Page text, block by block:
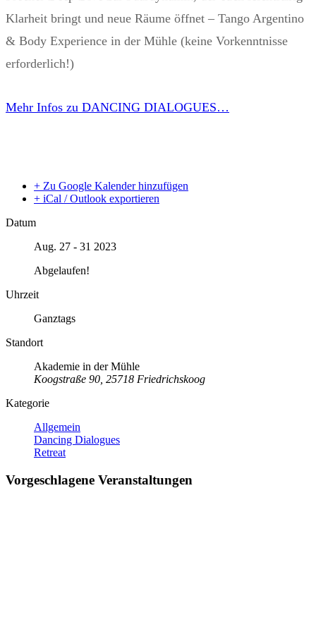
Klarheit bringt und neue Räume öffnet – Tango Argentino
& Body Experience in der Mühle (keine Vorkenntnisse
erforderlich!)
Mehr Infos zu DANCING DIALOGUES…
+ Zu Google Kalender hinzufügen
+ iCal / Outlook exportieren
Datum
Aug. 27 - 31 2023
Abgelaufen!
Uhrzeit
Ganztags
Standort
Akademie in der Mühle
Koogstraße 90, 25718 Friedrichskoog
Kategorie
Allgemein
Dancing Dialogues
Retreat
Vorgeschlagene Veranstaltungen